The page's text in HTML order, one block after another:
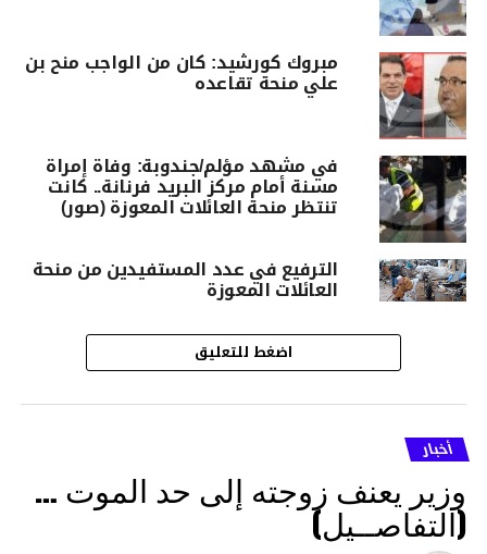
مبروك كورشيد: كان من الواجب منح بن
علي منحة تقاعده
في مشهد مؤلم/جندوبة: وفاة إمراة
مسنة أمام مركز البريد فرنانة.. كانت
تنتظر منحة العائلات المعوزة (صور)
الترفيع في عدد المستفيدين من منحة
العائلات المعوزة
اضغط للتعليق
أخبار
وزير يعنف زوجته إلى حد الموت …
(التفاصــيل)